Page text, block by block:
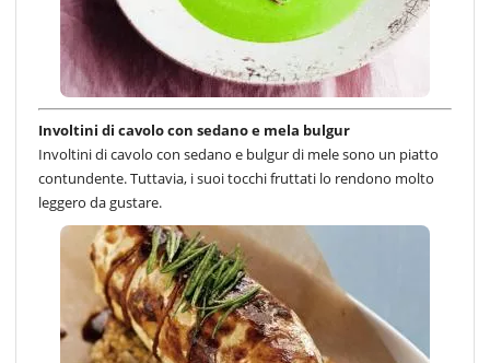
Involtini di cavolo con sedano e mela bulgur
Involtini di cavolo con sedano e bulgur di mele sono un piatto
contundente. Tuttavia, i suoi tocchi fruttati lo rendono molto
leggero da gustare.